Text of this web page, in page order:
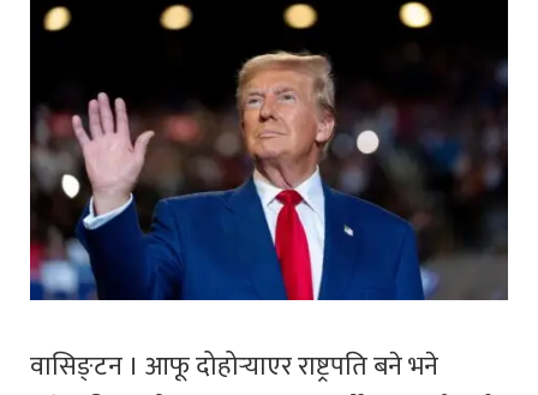
वासिङ्टन । आफू दोहोर्‍याएर राष्ट्रपति बने भने